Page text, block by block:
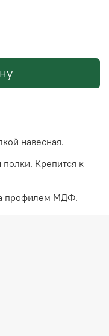
навесная.
Крепится к
профилем MДФ.